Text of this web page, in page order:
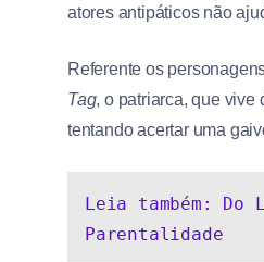
atores antipáticos não
Referente os
Tag, o patriarca, que vive
tentando acertar uma
Leia também:
Parentalidade